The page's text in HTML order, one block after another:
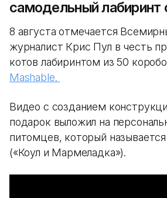
самодельный
8 августа отмечается
журналист Крис Пул в честь
котов лабиринтом из 50
Mashаble.
Видео с созданием
подарок выложил на
питомцев, который
(«Коул и Мармеладка»).